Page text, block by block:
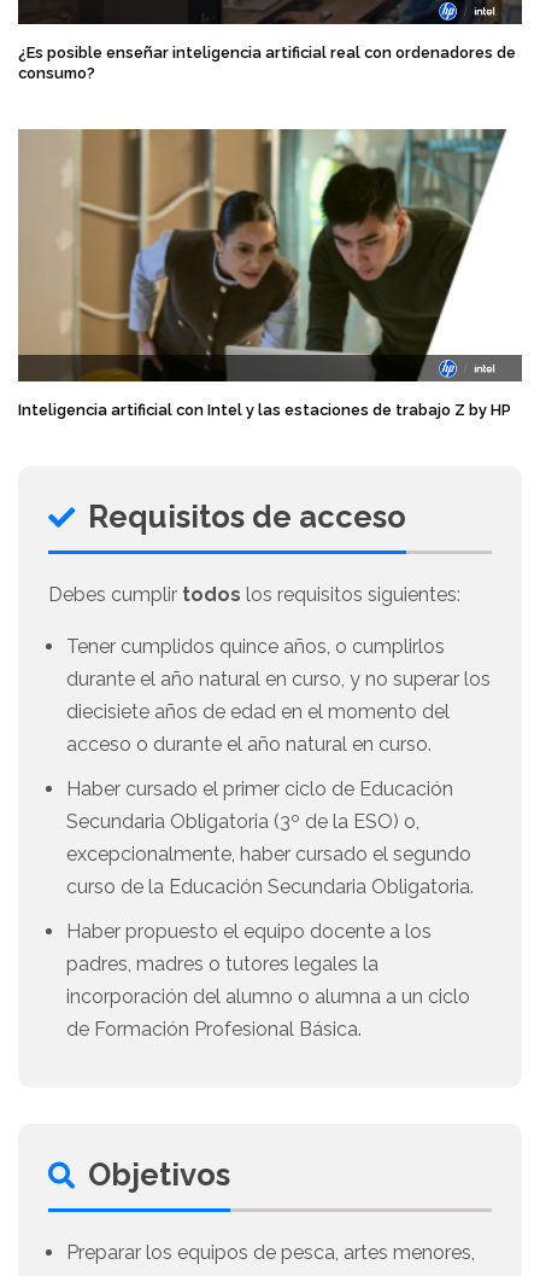
¿Es posible enseñar inteligencia artificial real con ordenadores de
consumo?
Inteligencia artificial con Intel y las estaciones de trabajo Z by HP
Requisitos de acceso
Debes cumplir todos los requisitos siguientes:
Tener cumplidos quince años, o cumplirlos
durante el año natural en curso, y no superar los
diecisiete años de edad en el momento del
acceso o durante el año natural en curso.
Haber cursado el primer ciclo de Educación
Secundaria Obligatoria (3º de la ESO) o,
excepcionalmente, haber cursado el segundo
curso de la Educación Secundaria Obligatoria.
Haber propuesto el equipo docente a los
padres, madres o tutores legales la
incorporación del alumno o alumna a un ciclo
de Formación Profesional Básica.
Objetivos
Preparar los equipos de pesca, artes menores,